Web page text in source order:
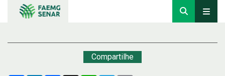
Compartilhe